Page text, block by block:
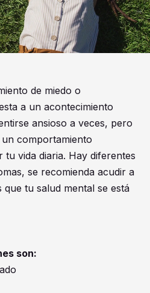
de miedo o
a un acontecimiento
ansioso a veces, pero
comportamiento
vida diaria. Hay diferentes
se recomienda acudir a
tu salud mental se está
son: